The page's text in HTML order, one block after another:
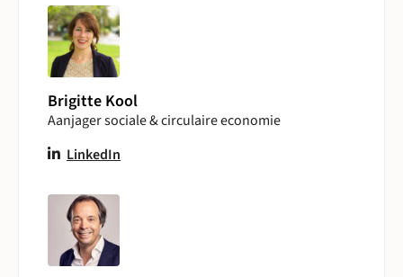
Brigitte Kool
Aanjager sociale & circulaire economie
LinkedIn